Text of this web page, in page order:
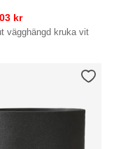
vägghängd kruka vit
kr